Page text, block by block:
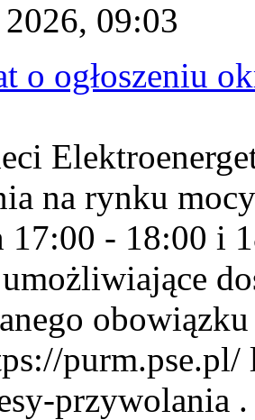
09:03
o ogłoszeniu
na rynku
17:00 - 18:00 i
przywolania